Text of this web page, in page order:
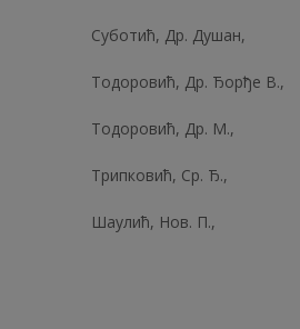
Суботић, Др. Душан,
Тодоровић, Др. Ђорђе В.,
Тодоровић, Др. М.,
Трипковић, Ср. Ђ.,
Шаулић, Нов. П.,